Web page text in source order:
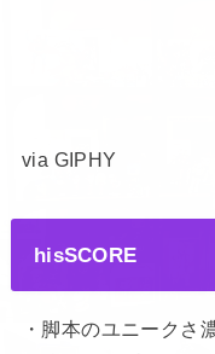
via GIPHY
hisSCORE
・脚本のユニークさ